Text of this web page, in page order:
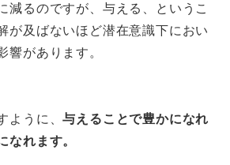
減るのですが、与える、というこ
が及ばないほど潜在意識下におい
響があります。
ように、与えることで豊かになれ
なれます。